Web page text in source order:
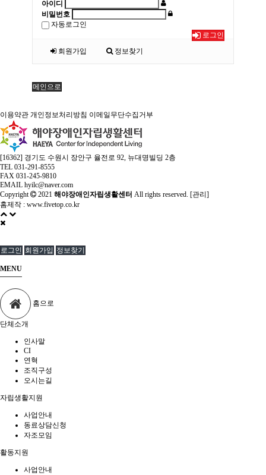
아이디
비밀번호
자동로그인
로그인
회원가입
정보찾기
메인으로
이용약관 개인정보처리방침 이메일무단수집거부
[16362] 경기도 수원시 장안구 율전로 92, 뉴대명빌딩 2층
TEL 031-291-8555
FAX 031-245-9810
EMAIL hyilc@naver.com
Copyright
2021 해야장애인자립생활센터 All rights reserved. [관리 ]
홈제작 : www.fivetop.co.kr
로그인 회원가입 정보찾기
MENU
홈으로
단체소개
인사말
CI
연혁
조직구성
오시는길
자립생활지원
사업안내
동료상담신청
자조모임
활동지원
사업안내